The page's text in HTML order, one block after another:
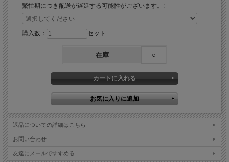
繁忙期につき配送が遅延する可能性がございます。:
購入数： セット
在庫 ○
返品についての詳細はこちら
お問い合わせ
友達にメールですすめる